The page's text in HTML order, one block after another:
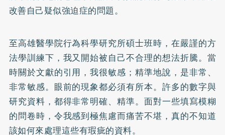
改善自己疑似強迫症的問題。
至高雄醫學院行為科學研究所碩士班時，在嚴謹的方
法學訓練下，我又開始被自己不合理的想法折騰。當
時關於文獻的引用，我很敏感；精準地說，是非常、
非常敏感。眼前的現象都必須有所本。許多的數字與
研究資料，都得非常明確、精準。面對一些填寫模糊
的問卷時，令我感到極焦慮而痛苦不堪，真的不知道
該如何來處理這些有瑕疵的資料。